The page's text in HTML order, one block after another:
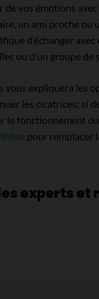
de vos émotions
un ami proche ou
d’échanger
ou d’un groupe de
vous expliquera les
les cicatrices; si
le fonctionnement
pour remplacer
experts et